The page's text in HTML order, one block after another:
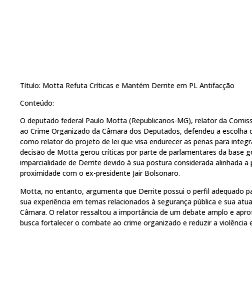
Título: Motta Refuta Críticas e Mantém Derrite em PL Antifacção
Conteúdo:
O deputado federal Paulo Motta (Republicanos-MG), relator da
ao Crime Organizado da Câmara dos Deputados, defendeu a
como relator do projeto de lei que visa endurecer as penas para
decisão de Motta gerou críticas por parte de parlamentares da base
imparcialidade de Derrite devido à sua postura considerada alinhada
proximidade com o ex-presidente Jair Bolsonaro.
Motta, no entanto, argumenta que Derrite possui o perfil adequado
sua experiência em temas relacionados à segurança pública e sua
Câmara. O relator ressaltou a importância de um debate amplo e
busca fortalecer o combate ao crime organizado e reduzir a violência